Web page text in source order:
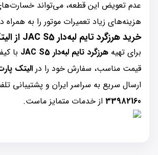
عدم تعویض این قطعه، می‌تواند
هزینه‌های زیاد تعمیرات موتور را به همراه
خرید هرزگرد تایم لبه‌دار JAC S5 از الیتک پارت
برای تهیه هرزگرد تایم لبه‌دار JAC S5
با
قیمت مناسب، سفارش خود را در الیتک
ارسال سریع به سراسر ایران و پشتیبانی
33982160 از خدمات متمایز ماست.